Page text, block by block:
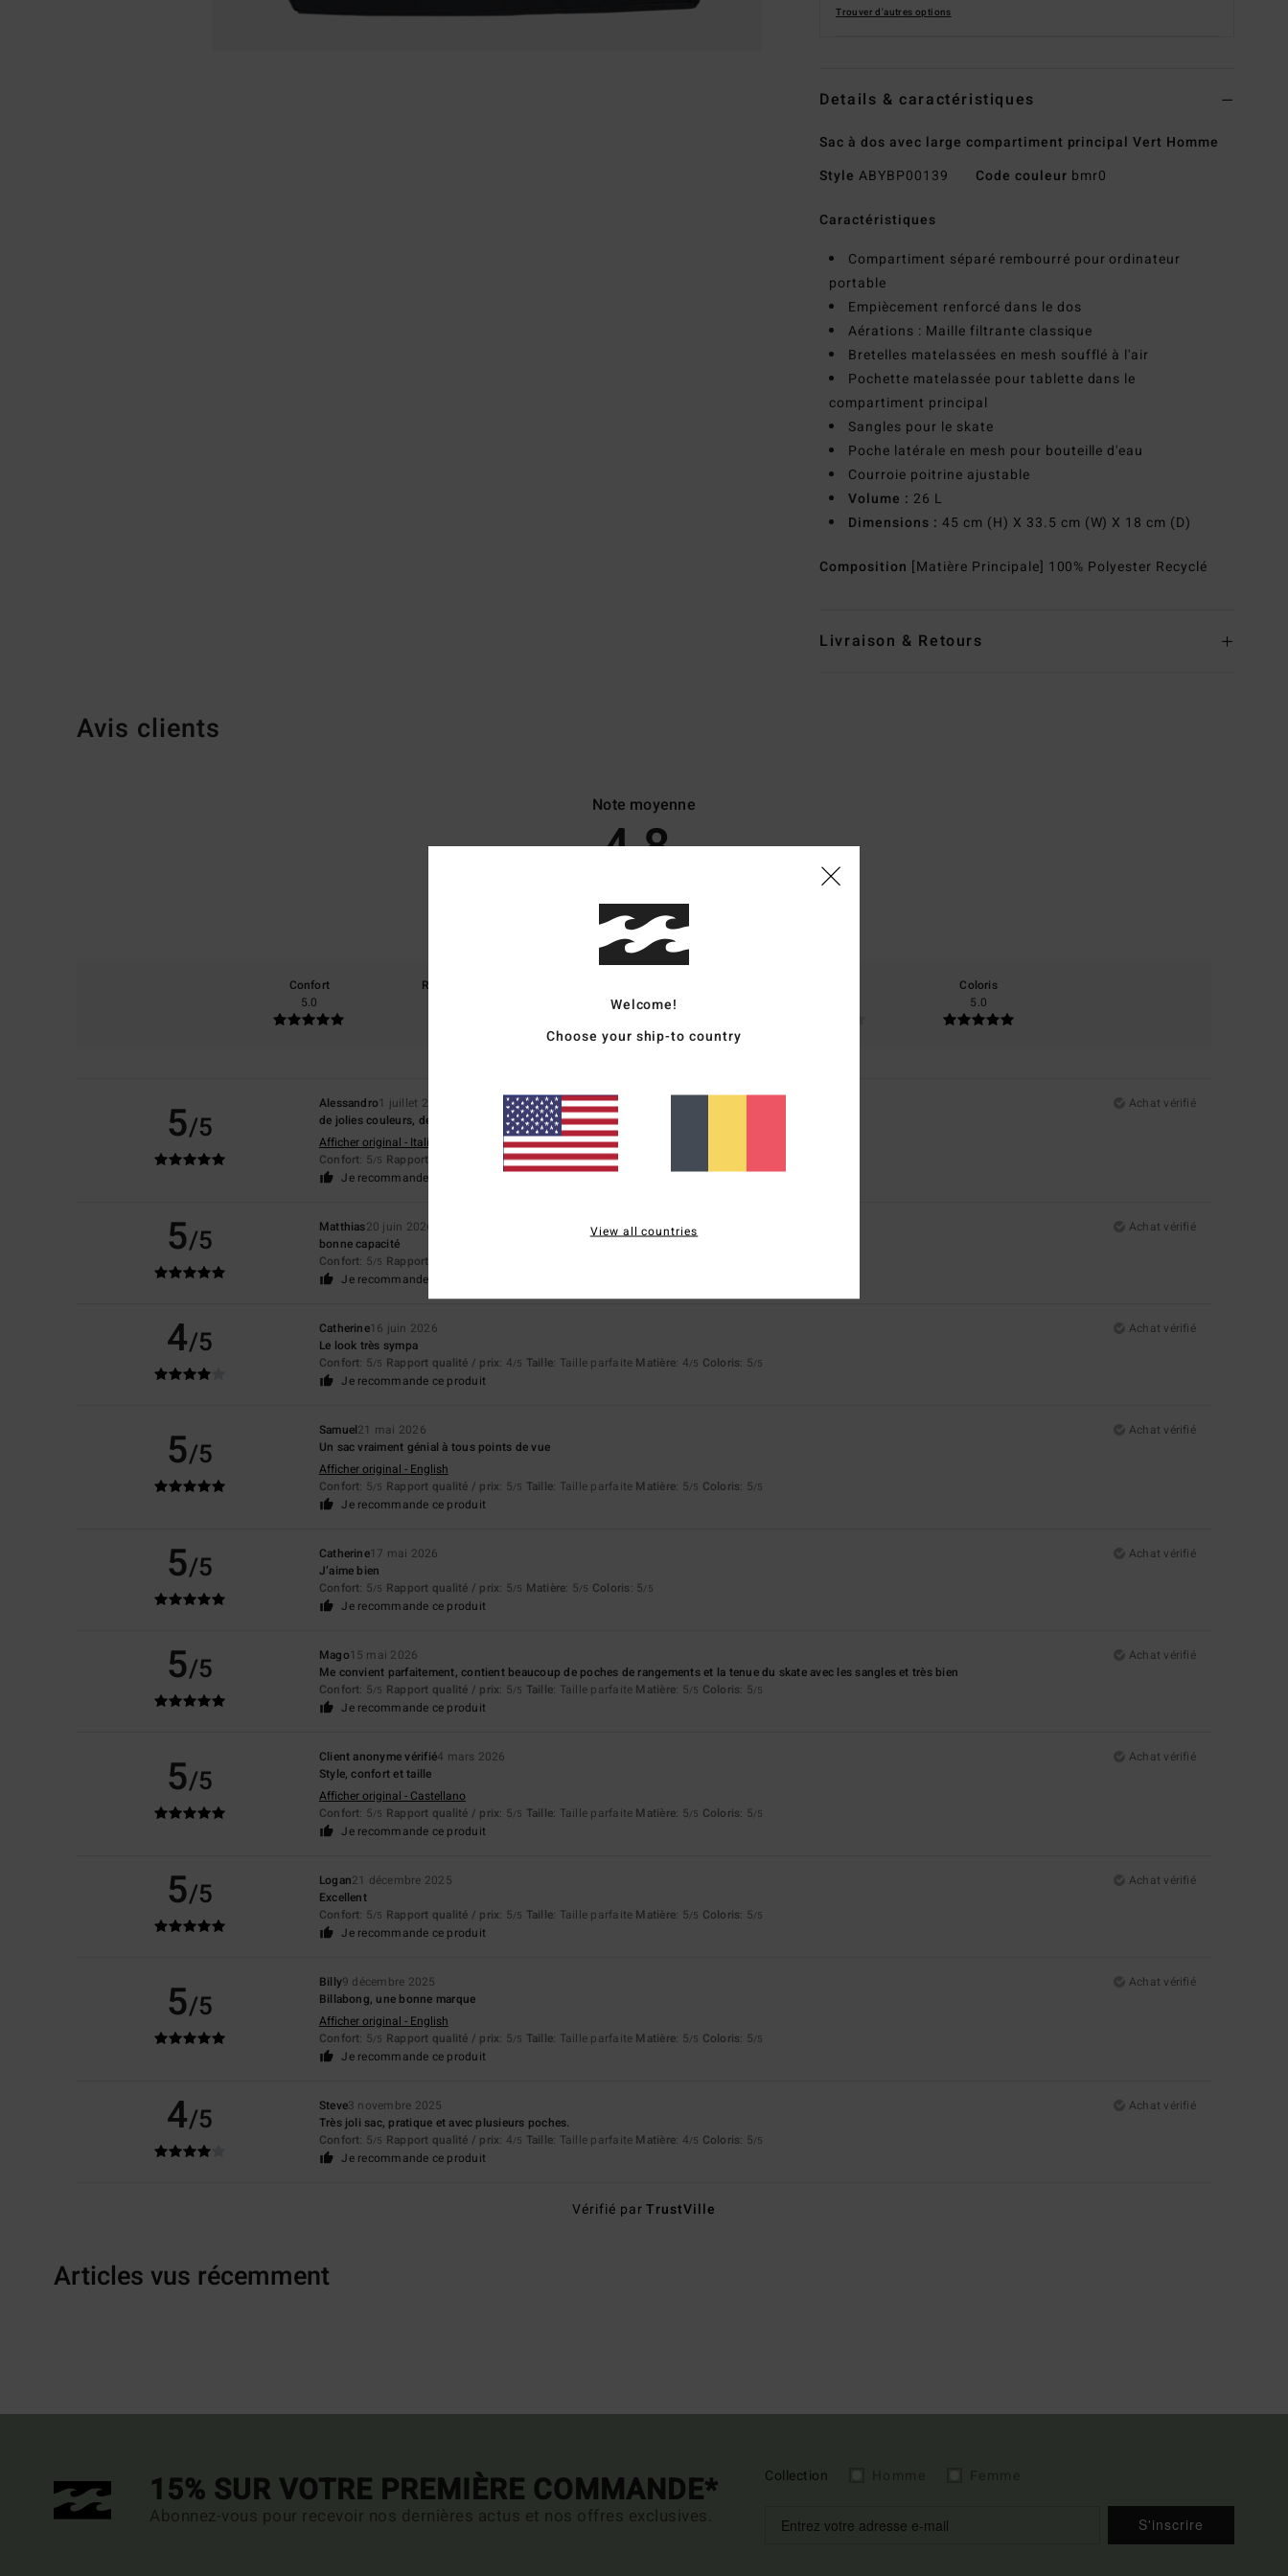
Trouver d'autres options
Details & caractéristiques
Sac à dos avec large compartiment principal Vert Homme
Style ABYBP00139 Code couleur bmr0
Caractéristiques
Compartiment séparé rembourré pour ordinateur
portable
Empiècement renforcé dans le dos
Aérations : Maille filtrante classique
Bretelles matelassées en mesh soufflé à l'air
Pochette matelassée pour tablette dans le
compartiment principal
Sangles pour le skate
Poche latérale en mesh pour bouteille d'eau
Courroie poitrine ajustable
Volume : 26 L
Dimensions : 45 cm (H) X 33.5 cm (W) X 18 cm (D)
Composition [Matière Principale] 100% Polyester Recyclé
Livraison & Retours
Avis clients
Note moyenne
4.8
10 avis vérifiés
depuis novembre 2025
100% de nos clients recommandent ce produit
Confort
5.0
Rapport qualité / prix
Coloris
5.0
5/5
Alessandro1 juillet 2026
Achat vérifié
de jolies couleurs, de nombreux compartiments
Afficher original - Italiano
Confort: 5/5 Rapport qualité / prix : 5/5 Taille: Taille parfaite
Je recommande ce produit
5/5 Matthias20 juin 2026
Achat vérifié
bonne capacité
Confort: 5/5 Rapport qualité / prix
Je recommande ce produit
4/5 Catherine16 juin 2026
Achat vérifié
Le look très sympa
Confort: 5/5 Rapport qualité / prix: 4/5 Taille: Taille parfaite Matière: 4/5 Coloris: 5/5
Je recommande ce produit
5/5
Samuel21 mai 2026
Achat vérifié
Un sac vraiment génial à tous points de vue
Afficher original - English
Confort: 5/5 Rapport qualité / prix: 5/5 Taille: Taille parfaite Matière: 5/5 Coloris: 5/5
Je recommande ce produit
5/5 Catherine17 mai 2026
Achat vérifié
J’aime bien
Confort: 5/5 Rapport qualité / prix: 5/5 Matière: 5/5 Coloris: 5/5
Je recommande ce produit
5/5 Mago15 mai 2026
Achat vérifié
Me convient parfaitement, contient beaucoup de poches de rangements et la tenue du skate avec les sangles et très bien
Confort: 5/5 Rapport qualité / prix: 5/5 Taille: Taille parfaite Matière: 5/5 Coloris: 5/5
Je recommande ce produit
5/5
Client anonyme vérifié4 mars 2026
Achat vérifié
Style, confort et taille
Afficher original - Castellano
Confort: 5/5 Rapport qualité / prix: 5/5 Taille: Taille parfaite Matière: 5/5 Coloris: 5/5
Je recommande ce produit
5/5 Logan21 décembre 2025
Achat vérifié
Excellent
Confort: 5/5 Rapport qualité / prix: 5/5 Taille: Taille parfaite Matière: 5/5 Coloris: 5/5
Je recommande ce produit
5/5
Billy9 décembre 2025
Achat vérifié
Billabong, une bonne marque
Afficher original - English
Confort: 5/5 Rapport qualité / prix: 5/5 Taille: Taille parfaite Matière: 5/5 Coloris: 5/5
Je recommande ce produit
4/5 Steve3 novembre 2025
Achat vérifié
Très joli sac, pratique et avec plusieurs poches.
Confort: 5/5 Rapport qualité / prix: 4/5 Taille: Taille parfaite Matière: 4/5 Coloris: 5/5
Je recommande ce produit
Vérifié parTrustVille
Articles vus récemment
15% SUR VOTRE PREMIÈRE COMMANDE*
Abonnez-vous pour recevoir nos dernières actus et nos offres exclusives.
Collection
S'inscrire
Welcome!
Choose your ship-to country
View all countries